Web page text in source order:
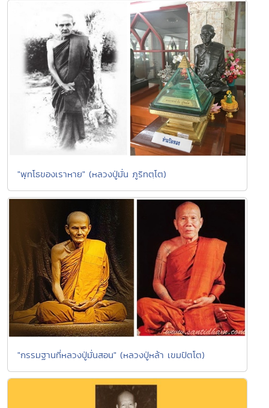
"พุทโธของเราหาย" (หลวงปู่มั่น ภูริทตฺโต)
"กรรมฐานที่หลวงปู่มั่นสอน" (หลวงปู่หล้า เขมปัตโต)